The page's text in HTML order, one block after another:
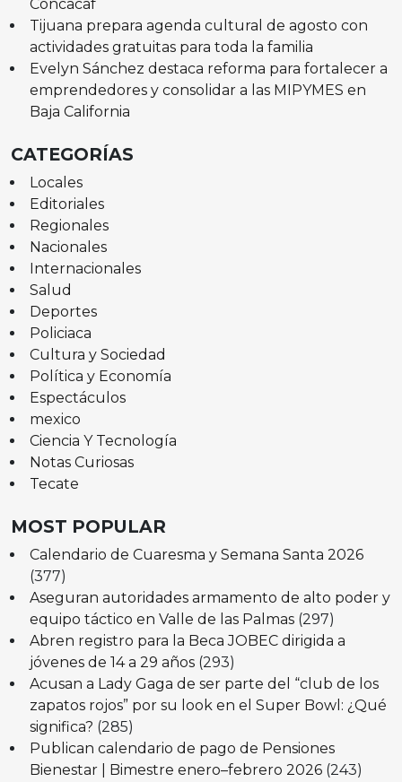
Concacaf
Tijuana prepara agenda cultural de agosto con
actividades gratuitas para toda la familia
Evelyn Sánchez destaca reforma para fortalecer a
emprendedores y consolidar a las MIPYMES en
Baja California
CATEGORÍAS
Locales
Editoriales
Regionales
Nacionales
Internacionales
Salud
Deportes
Policiaca
Cultura y Sociedad
Política y Economía
Espectáculos
mexico
Ciencia Y Tecnología
Notas Curiosas
Tecate
MOST POPULAR
Calendario de Cuaresma y Semana Santa 2026
(377)
Aseguran autoridades armamento de alto poder y
equipo táctico en Valle de las Palmas (297)
Abren registro para la Beca JOBEC dirigida a
jóvenes de 14 a 29 años (293)
Acusan a Lady Gaga de ser parte del “club de los
zapatos rojos” por su look en el Super Bowl: ¿Qué
significa? (285)
Publican calendario de pago de Pensiones
Bienestar | Bimestre enero–febrero 2026 (243)